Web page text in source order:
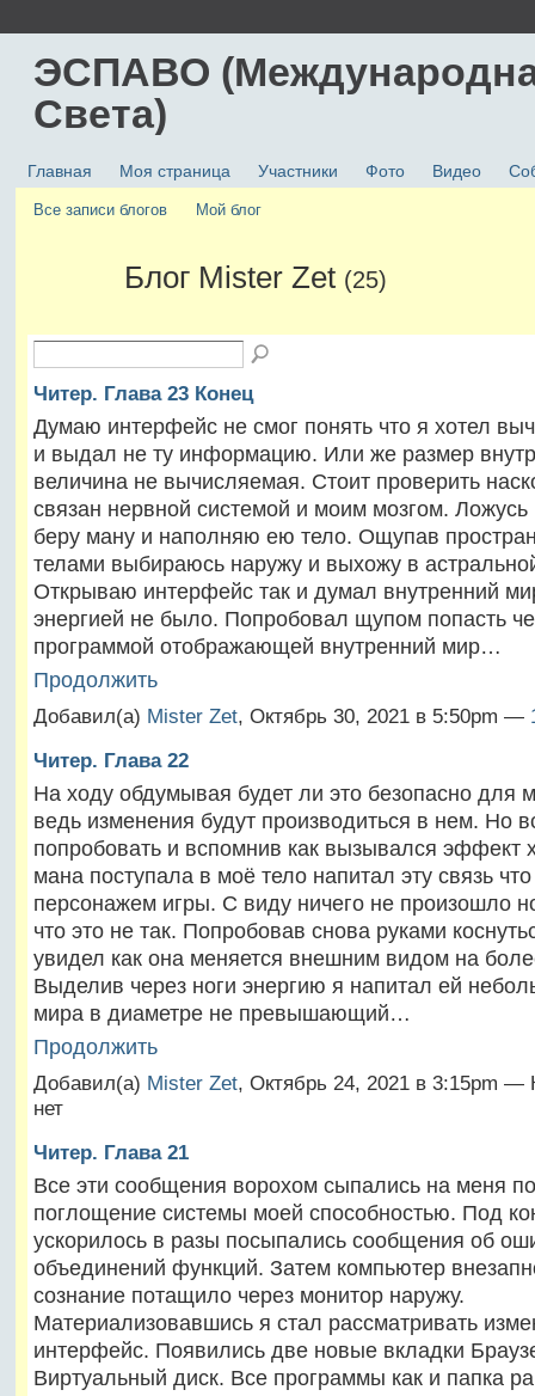
ЭСПАВО
Света)
Главная Моя страница Участники Фото Видео
Все записи блогов Мой блог
Блог Mister Zet (25)
Читер. Глава 23 Конец
Думаю интерфейс не смог понять что я хотел
и выдал не ту информацию. Или же размер
величина не вычисляемая. Стоит проверить
связан нервной системой и моим мозгом. Ложусь
беру ману и наполняю ею тело. Ощупав
телами выбираюсь наружу и выхожу в
Открываю интерфейс так и думал внутренний
энергией не было. Попробовал щупом попасть
программой отображающей внутренний мир…
Продолжить
Добавил(а) Mister Zet, Октябрь 30, 2021 в 5:50pm —
Читер. Глава 22
На ходу обдумывая будет ли это безопасно для
ведь изменения будут производиться в нем. Но
попробовать и вспомнив как вызывался эффект
мана поступала в моё тело напитал эту связь
персонажем игры. С виду ничего не произошло
что это не так. Попробовав снова руками
увидел как она меняется внешним видом на
Выделив через ноги энергию я напитал ей
мира в диаметре не превышающий…
Продолжить
Добавил(а) Mister Zet, Октябрь 24, 2021 в 3:15pm —
нет
Читер. Глава 21
Все эти сообщения ворохом сыпались на меня
поглощение системы моей способностью. Под
ускорилось в разы посыпались сообщения об
объединений функций. Затем компьютер
сознание потащило через монитор наружу.
Материализовавшись я стал рассматривать
интерфейс. Появились две новые вкладки
Виртуальный диск. Все программы как и папка